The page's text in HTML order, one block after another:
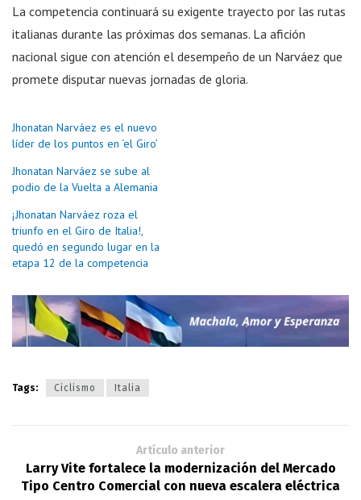
La competencia continuará su exigente trayecto por las rutas
italianas durante las próximas dos semanas. La afición
nacional sigue con atención el desempeño de un Narváez que
promete disputar nuevas jornadas de gloria.
Jhonatan Narváez es el nuevo
líder de los puntos en ‘el Giro’
Jhonatan Narváez se sube al
podio de la Vuelta a Alemania
¡Jhonatan Narváez roza el
triunfo en el Giro de Italia!,
quedó en segundo lugar en la
etapa 12 de la competencia
Tags: Ciclismo Italia
Artículo anterior
Larry Vite fortalece la modernización del Mercado
Tipo Centro Comercial con nueva escalera eléctrica